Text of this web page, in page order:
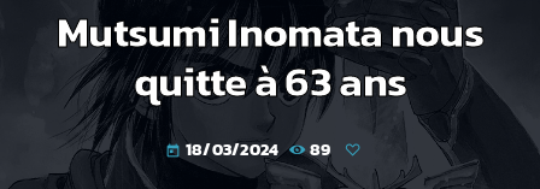
Mutsumi Inomata nous
quitte à 63 ans
today 18/03/2024 89